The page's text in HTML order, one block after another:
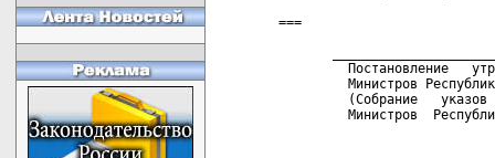
===
Постановление
Министров
(Собрание   указов
Министров